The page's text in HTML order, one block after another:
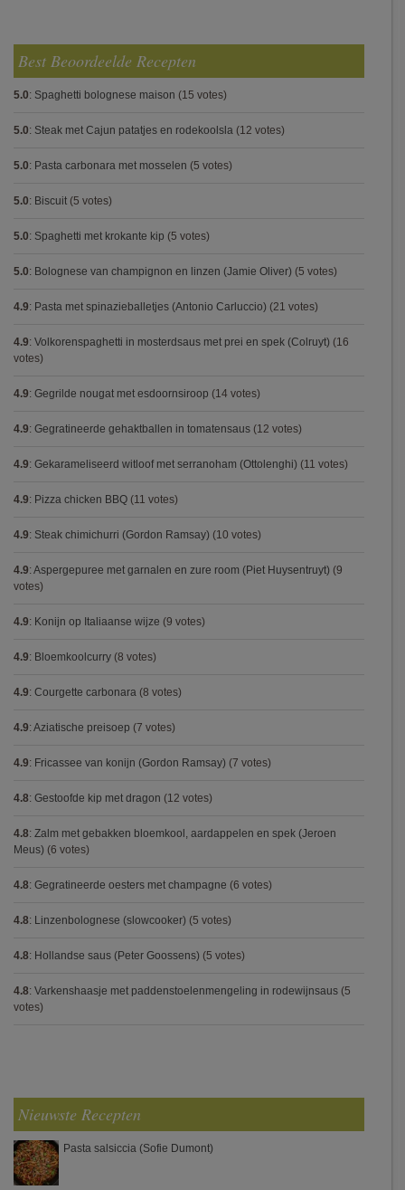
Best Beoordeelde Recepten
5.0: Spaghetti bolognese maison (15 votes)
5.0: Steak met Cajun patatjes en rodekoolsla (12 votes)
5.0: Pasta carbonara met mosselen (5 votes)
5.0: Biscuit (5 votes)
5.0: Spaghetti met krokante kip (5 votes)
5.0: Bolognese van champignon en linzen (Jamie Oliver) (5 votes)
4.9: Pasta met spinazieballetjes (Antonio Carluccio) (21 votes)
4.9: Volkorenspaghetti in mosterdsaus met prei en spek (Colruyt) (16
votes)
4.9: Gegrilde nougat met esdoornsiroop (14 votes)
4.9: Gegratineerde gehaktballen in tomatensaus (12 votes)
4.9: Gekarameliseerd witloof met serranoham (Ottolenghi) (11 votes)
4.9: Pizza chicken BBQ (11 votes)
4.9: Steak chimichurri (Gordon Ramsay) (10 votes)
4.9: Aspergepuree met garnalen en zure room (Piet Huysentruyt) (9
votes)
4.9: Konijn op Italiaanse wijze (9 votes)
4.9: Bloemkoolcurry (8 votes)
4.9: Courgette carbonara (8 votes)
4.9: Aziatische preisoep (7 votes)
4.9: Fricassee van konijn (Gordon Ramsay) (7 votes)
4.8: Gestoofde kip met dragon (12 votes)
4.8: Zalm met gebakken bloemkool, aardappelen en spek (Jeroen
Meus) (6 votes)
4.8: Gegratineerde oesters met champagne (6 votes)
4.8: Linzenbolognese (slowcooker) (5 votes)
4.8: Hollandse saus (Peter Goossens) (5 votes)
4.8: Varkenshaasje met paddenstoelenmengeling in rodewijnsaus (5
votes)
Nieuwste Recepten
Pasta salsiccia (Sofie Dumont)